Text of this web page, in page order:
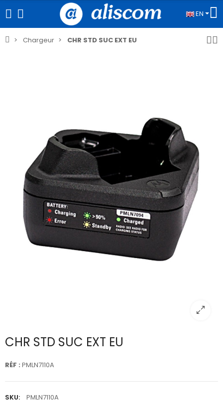
EN
Chargeur CHR STD SUC EXT EU
CHR STD SUC EXT EU
RÉF : PMLN7110A
SKU: PMLN7110A